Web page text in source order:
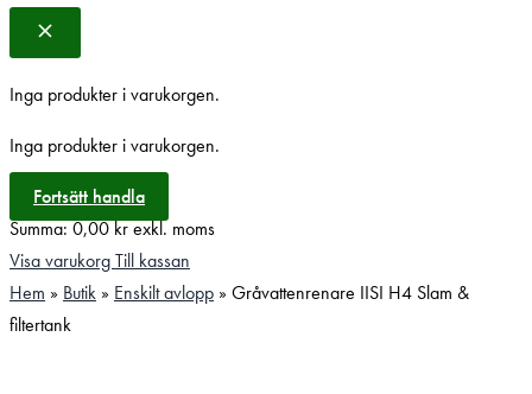
Inga produkter i varukorgen.
Inga produkter i varukorgen.
Fortsätt handla
Summa:0,00krexkl. moms
Visa varukorgTill kassan
Hem » Butik » Enskilt avlopp » Gråvattenrenare IISI H4 Slam &
filtertank